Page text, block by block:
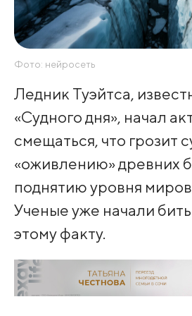
Фото: нейросеть
Ледник Туэйтса,
«Судного дня», начал
смещаться, что грозит
«оживлению» древних
поднятию уровня
Ученые уже начали
этому факту.